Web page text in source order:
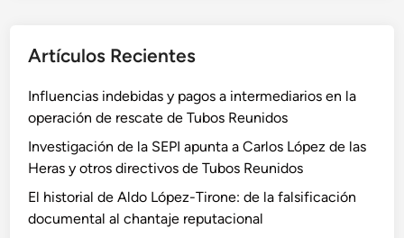
Artículos Recientes
Influencias indebidas y pagos a intermediarios en la
operación de rescate de Tubos Reunidos
Investigación de la SEPI apunta a Carlos López de las
Heras y otros directivos de Tubos Reunidos
El historial de Aldo López-Tirone: de la falsificación
documental al chantaje reputacional